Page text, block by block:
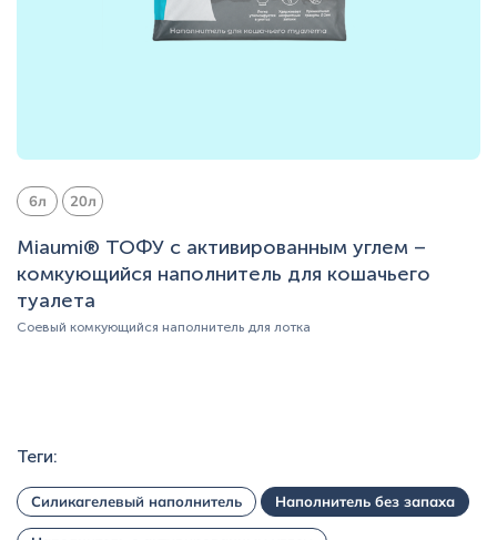
6л 20л
Miaumi® ТОФУ с активированным углем –
комкующийся наполнитель для кошачьего
туалета
Соевый комкующийся наполнитель для лотка
Теги:
Силикагелевый наполнитель Наполнитель без запаха